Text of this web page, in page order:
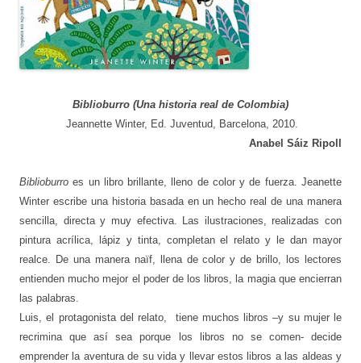
Biblioburro (Una historia real de Colombia)
Jeannette Winter, Ed. Juventud, Barcelona, 2010.
Anabel Sáiz Ripoll
Biblioburroes un libro brillante, lleno de color y de fuerza. Jeanette
Winter escribe una historia basada en un hecho real de una manera
sencilla, directa y muy efectiva. Las ilustraciones, realizadas con
pintura acrílica, lápiz y tinta, completan el relato y le dan mayor
realce. De una manera naïf, llena de color y de brillo, los lectores
entienden mucho mejor el poder de los libros, la magia que encierran
las palabras.
Luis, el protagonista del relato,
tiene muchos libros –y su mujer le
recrimina que así sea porque los libros no se comen- decide
emprender la aventura de su vida y llevar estos libros a las aldeas y